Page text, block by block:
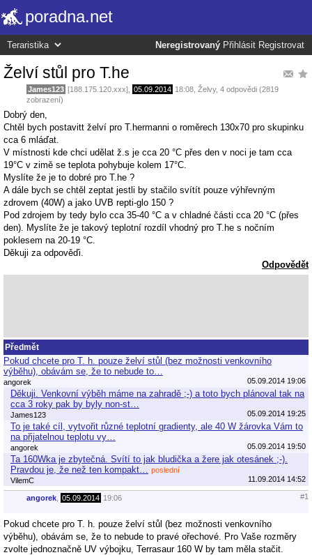
poradna.net
Neregistrovaný Přihlásit Registrovat
Želví stůl pro T.he
James123 [188.175.120.xxx], 05.09.2014 18:08 Želvy, 4 odpovědi (2819
zobrazení)
Dobrý den,
Chtěl bych postavitt želví pro T.hermanni o roměrech 130x70 pro skupinku
cca 6 mláďat.
V místnosti kde chci udělat ž.s je cca 20 °C přes den v noci je tam cca
19°C v zimě se teplota pohybuje kolem 17°C.
Myslíte že je to dobré pro T.he ?
A dále bych se chtěl zeptat jestli by stačilo svítít pouze výhřevným
zdrovem (40W) a jako UVB repti-glo 150 ?
Pod zdrojem by tedy bylo cca 35-40 °C a v chladné části cca 20 °C (přes
den). Myslíte že je takový teplotní rozdíl vhodný pro T.he s nočním
poklesem na 20-19 °C.
Děkuji za odpověďi.
Odpovědět
Předmět
Pokud chcete pro T. h. pouze želví stůl (bez možnosti venkovního
výběhu), obávám se, že to nebude to…
angorek 05.09.2014 19:06
Děkuji. Venkovní výběh máme na zahradě ;-) a toto bych plánoval tak na
cca 3 roky pak by byly non-st…
James123 05.09.2014 19:25
To je také cíl, vytvořit různé teplotní gradienty, ale 40 W žárovka Vám to
na přijatelnou teplotu vy…
angorek 05.09.2014 19:50
Ta 160Wka je zbytečná. Svítí to jak bludička a žere jak otesánek ;-).
Pravdou je, že než ten kompakt…
poslední
VilemC
11.09.2014 14:52
angorek 05.09.2014 19:06 #1
Pokud chcete pro T. h. pouze želví stůl (bez možnosti venkovního
výběhu), obávám se, že to nebude to pravé ořechové. Pro Vaše rozměry
zvolte jednoznačně UV výbojku, Terrasaur 160 W by tam měla stačit.